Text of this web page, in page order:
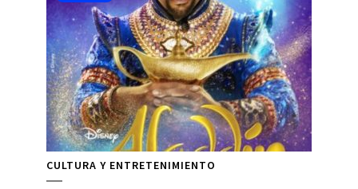
CULTURA Y ENTRETENIMIENTO